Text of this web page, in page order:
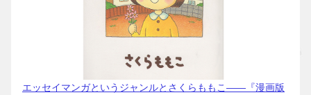
エッセイマンガというジャンルとさくらももこ――『漫画版